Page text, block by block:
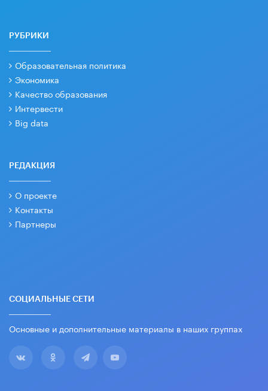
РУБРИКИ
Образовательная политика
Экономика
Качество образования
Интервести
Big data
РЕДАКЦИЯ
О проекте
Контакты
Партнеры
СОЦИАЛЬНЫЕ СЕТИ
Основные и дополнительные материалы в наших группах